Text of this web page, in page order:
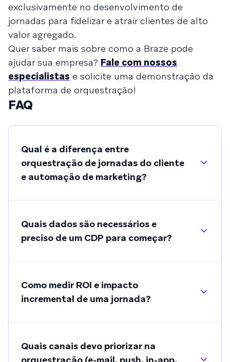
exclusivamente no desenvolvimento de
jornadas para fidelizar e atrair clientes de alto
valor agregado.
Quer saber mais sobre como a Braze pode
ajudar sua empresa? Fale com nossos
especialistas e solicite uma demonstração da
plataforma de orquestração!
FAQ
Qual é a diferença entre
orquestração de jornadas do cliente
e automação de marketing?
Quais dados são necessários e
preciso de um CDP para começar?
Como medir ROI e impacto
incremental de uma jornada?
Quais canais devo priorizar na
orquestração (e-mail, push, in-app,